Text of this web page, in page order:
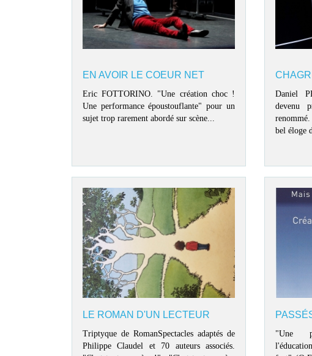
EN AVOIR LE COEUR NET
Eric FOTTORINO. "Une création choc !
Une performance époustouflante" pour un
sujet trop rarement abordé sur scène...
Daniel
devenu
bel éloge
LE ROMAN D'UN LECTEUR
Triptyque de RomanSpectacles adaptés de
Philippe Claudel et 70 auteurs associés.
"Une